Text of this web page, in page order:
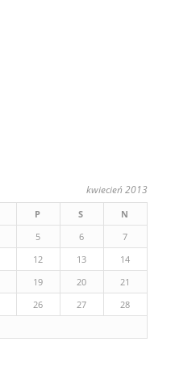
kwiecień 2013
P S
N
5 6
7
12 13
14
19 20
21
26 27
28